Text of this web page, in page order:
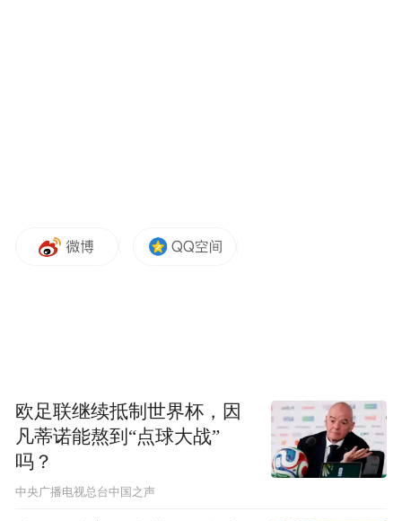
好，而伊朗处境艰难，他认为目前没有让以
核设施”。
特朗普还称可能根据情况支持停火，但目前
欧足联继续抵制世界杯，因
凡蒂诺能熬到“点球大战”
吗？
中央广播电视总台中国之声